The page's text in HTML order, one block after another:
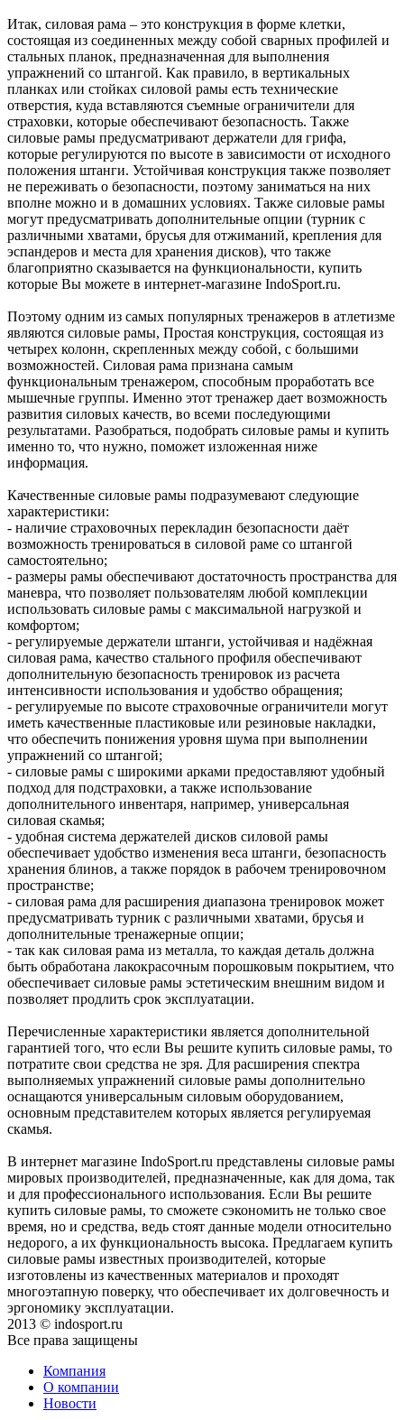
Итак, силовая рама – это конструкция в форме клетки,
состоящая из соединенных между собой сварных профилей и
стальных планок, предназначенная для выполнения
упражнений со штангой. Как правило, в вертикальных
планках или стойках силовой рамы есть технические
отверстия, куда вставляются съемные ограничители для
страховки, которые обеспечивают безопасность. Также
силовые рамы предусматривают держатели для грифа,
которые регулируются по высоте в зависимости от исходного
положения штанги. Устойчивая конструкция также позволяет
не переживать о безопасности, поэтому заниматься на них
вполне можно и в домашних условиях. Также силовые рамы
могут предусматривать дополнительные опции (турник с
различными хватами, брусья для отжиманий, крепления для
эспандеров и места для хранения дисков), что также
благоприятно сказывается на функциональности, купить
которые Вы можете в интернет-магазине IndoSport.ru.
Поэтому одним из самых популярных тренажеров в атлетизме
являются силовые рамы, Простая конструкция, состоящая из
четырех колонн, скрепленных между собой, с большими
возможностей. Силовая рама признана самым
функциональным тренажером, способным проработать все
мышечные группы. Именно этот тренажер дает возможность
развития силовых качеств, во всеми последующими
результатами. Разобраться, подобрать силовые рамы и купить
именно то, что нужно, поможет изложенная ниже
информация.
Качественные силовые рамы подразумевают следующие
характеристики:
- наличие страховочных перекладин безопасности даёт
возможность тренироваться в силовой раме со штангой
самостоятельно;
- размеры рамы обеспечивают достаточность пространства для
маневра, что позволяет пользователям любой комплекции
использовать силовые рамы с максимальной нагрузкой и
комфортом;
- регулируемые держатели штанги, устойчивая и надёжная
силовая рама, качество стального профиля обеспечивают
дополнительную безопасность тренировок из расчета
интенсивности использования и удобство обращения;
- регулируемые по высоте страховочные ограничители могут
иметь качественные пластиковые или резиновые накладки,
что обеспечить понижения уровня шума при выполнении
упражнений со штангой;
- силовые рамы с широкими арками предоставляют удобный
подход для подстраховки, а также использование
дополнительного инвентаря, например, универсальная
силовая скамья;
- удобная система держателей дисков силовой рамы
обеспечивает удобство изменения веса штанги, безопасность
хранения блинов, а также порядок в рабочем тренировочном
пространстве;
- силовая рама для расширения диапазона тренировок может
предусматривать турник с различными хватами, брусья и
дополнительные тренажерные опции;
- так как силовая рама из металла, то каждая деталь должна
быть обработана лакокрасочным порошковым покрытием, что
обеспечивает силовые рамы эстетическим внешним видом и
позволяет продлить срок эксплуатации.
Перечисленные характеристики является дополнительной
гарантией того, что если Вы решите купить силовые рамы, то
потратите свои средства не зря. Для расширения спектра
выполняемых упражнений силовые рамы дополнительно
оснащаются универсальным силовым оборудованием,
основным представителем которых является регулируемая
скамья.
В интернет магазине IndoSport.ru представлены силовые рамы
мировых производителей, предназначенные, как для дома, так
и для профессионального использования. Если Вы решите
купить силовые рамы, то сможете сэкономить не только свое
время, но и средства, ведь стоят данные модели относительно
недорого, а их функциональность высока. Предлагаем купить
силовые рамы известных производителей, которые
изготовлены из качественных материалов и проходят
многоэтапную поверку, что обеспечивает их долговечность и
эргономику эксплуатации.
2013 © indosport.ru
Все права защищены
Компания
О компании
Новости